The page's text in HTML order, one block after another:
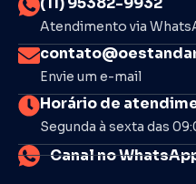
Atendimento via
Envie um e-mail
Horário de
Segunda à sexta das
Canal no